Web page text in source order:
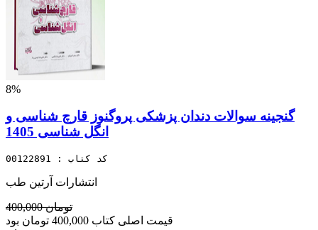
8%
گنجینه سوالات دندان پزشکی پروگنوز قارچ شناسی و
انگل شناسی 1405
کد کتاب : 00122891
انتشارات آرتین طب
400,000 تومان
قیمت اصلی کتاب 400,000 تومان بود